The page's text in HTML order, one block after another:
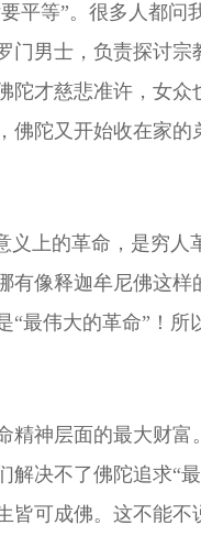
平等”。很多人都问
男士，负责探讨宗
才慈悲准许，女众
陀又开始收在家的
义上的革命，是穷人
有像释迦牟尼佛这
最伟大的革命”！所
精神层面的最大财
决不了佛陀追求“
皆可成佛。这不能不